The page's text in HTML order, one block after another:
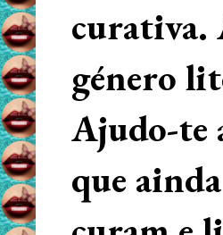
curativa.
género
Ajudo-te
que